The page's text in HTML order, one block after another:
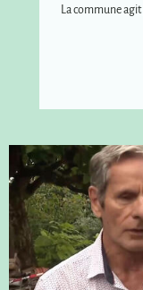
La commune